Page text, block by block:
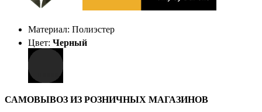
Материал: Полиэстер
Цвет: Черный
САМОВЫВОЗ ИЗ РОЗНИЧНЫХ МАГАЗИНОВ